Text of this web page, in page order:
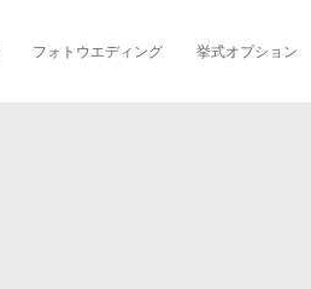
フォトウエディング 挙式オプション